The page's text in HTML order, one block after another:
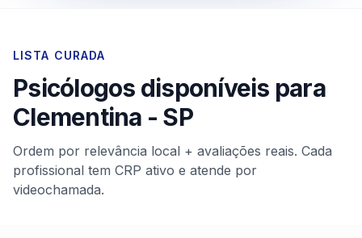
LISTA CURADA
Psicólogos disponíveis para
Clementina - SP
Ordem por relevância local + avaliações reais. Cada
profissional tem CRP ativo e atende por
videochamada.